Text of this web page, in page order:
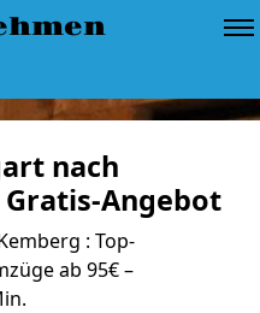
nach
Angebot
: Top-
ab 95€ –